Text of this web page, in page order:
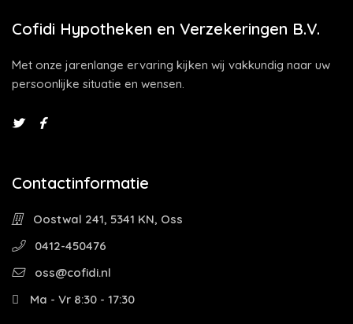
Cofidi Hypotheken en Verzekeringen B.V.
Met onze jarenlange ervaring kijken wij vakkundig naar uw
persoonlijke situatie en wensen.
Contactinformatie
Oostwal 241, 5341 KN, Oss
0412-450476
oss@cofidi.nl
Ma - Vr 8:30 - 17:30